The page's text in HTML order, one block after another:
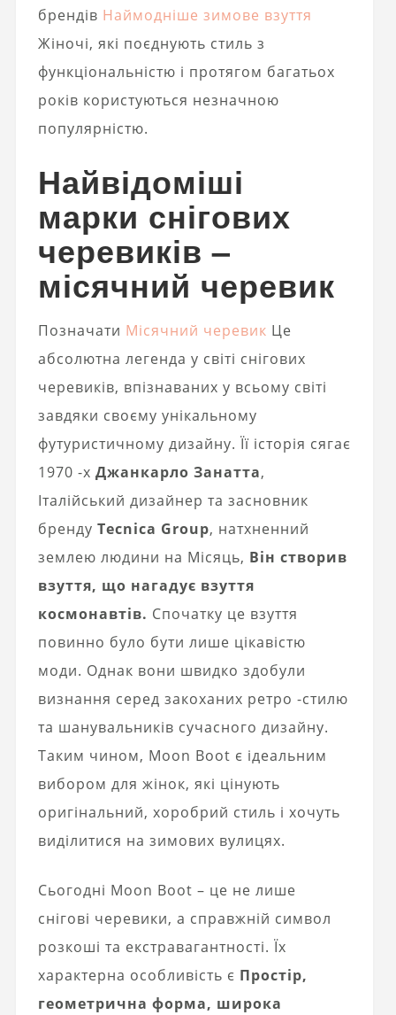
брендів Наймодніше зимове взуття
Жіночі, які поєднують стиль з
функціональністю і протягом багатьох
років користуються незначною
популярністю.
Найвідоміші
марки снігових
черевиків –
місячний черевик
Позначати Місячний черевик Це
абсолютна легенда у світі снігових
черевиків, впізнаваних у всьому світі
завдяки своєму унікальному
футуристичному дизайну. Її історія сягає
1970 -х Джанкарло Занатта,
Італійський дизайнер та засновник
бренду Tecnica Group, натхненний
землею людини на Місяць, Він створив
взуття, що нагадує взуття
космонавтів. Спочатку це взуття
повинно було бути лише цікавістю
моди. Однак вони швидко здобули
визнання серед закоханих ретро -стилю
та шанувальників сучасного дизайну.
Таким чином, Moon Boot є ідеальним
вибором для жінок, які цінують
оригінальний, хоробрий стиль і хочуть
виділитися на зимових вулицях.
Сьогодні Moon Boot – це не лише
снігові черевики, а справжній символ
розкоші та екстравагантності. Їх
характерна особливість є Простір,
геометрична форма, широка